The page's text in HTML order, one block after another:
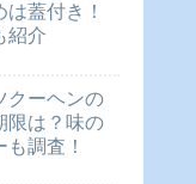
蓋付き！
紹介
クーヘンの
限は？味の
調査！